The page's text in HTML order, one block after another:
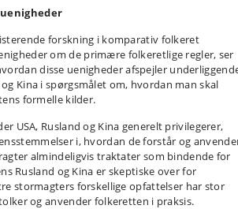
forskning i komparativ folkeret
om de primære folkeretlige regler, ser
disse uenigheder afspejler
Kina i spørgsmålet om, hvordan man skal
formelle kilder.
USA, Rusland og Kina generelt privilegerer,
i, hvordan de forstår og
almindeligvis traktater som bindende for
Rusland og Kina er skeptiske over for
stormagters forskellige opfattelser har stor
og anvender folkeretten i praksis.